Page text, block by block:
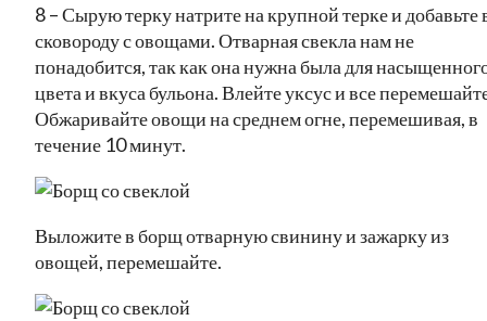
8 – Сырую терку натрите на крупной терке и добавьте
сковороду с овощами. Отварная свекла нам не
понадобится, так как она нужна была для
цвета и вкуса бульона. Влейте уксус и все
Обжаривайте овощи на среднем огне, перемешивая, в
течение 10 минут.
Выложите в борщ отварную свинину и зажарку из
овощей, перемешайте.